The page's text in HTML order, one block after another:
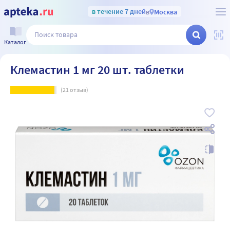
в течение 7 днейв Москва
Каталог
Клемастин 1 мг 20 шт. таблетки
(21отзыв)